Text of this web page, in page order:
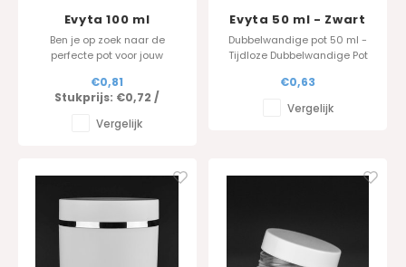
Evyta 100 ml
Ben je op zoek naar de
perfecte pot voor jouw
onze Evyta-reeks bekijken! In
dit artikel bespreken we de
100 ml-pot uit onze Evyta-
reeks, die beschikbaar is in
€0,81
Stukprijs: €0,72 /
Vergelijk
Evyta 50 ml - Zwart
Dubbelwandige pot 50 ml -
Tijdloze Dubbelwandige Pot
€0,63
Vergelijk